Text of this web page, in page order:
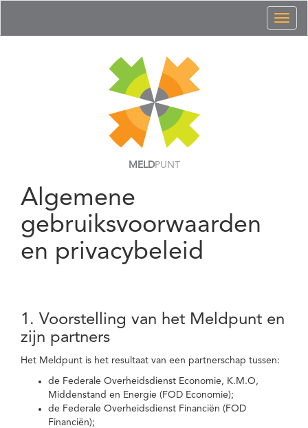
MELDPUNT
Algemene
gebruiksvoorwaarden
en privacybeleid
1. Voorstelling van het Meldpunt en
zijn partners
Het Meldpunt is het resultaat van een partnerschap tussen:
de Federale Overheidsdienst Economie, K.M.O,
Middenstand en Energie (FOD Economie);
de Federale Overheidsdienst Financiën (FOD
Financiën);